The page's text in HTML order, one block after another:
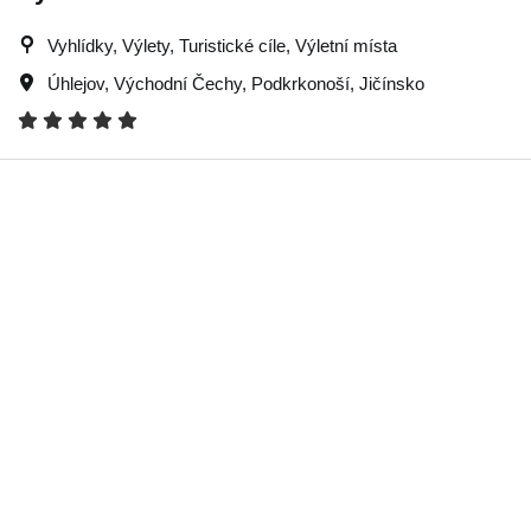
Vyhlídky, Výlety, Turistické cíle, Výletní místa
Úhlejov, Východní Čechy, Podkrkonoší, Jičínsko